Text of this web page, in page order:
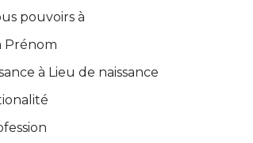
pouvoirs à
Prénom
à Lieu de naissance